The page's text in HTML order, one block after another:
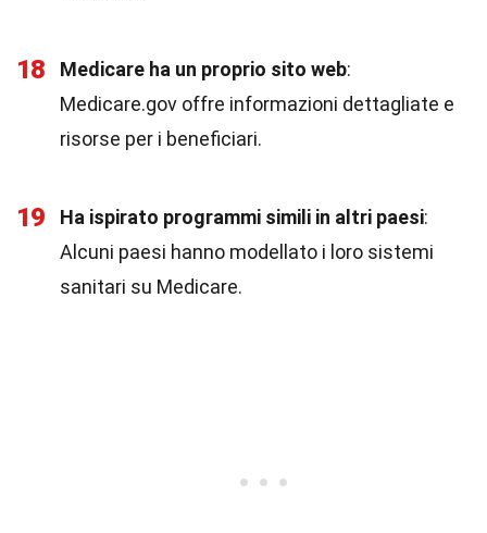
18 Medicare ha un proprio sito web:
Medicare.gov offre informazioni dettagliate e
risorse per i beneficiari.
19 Ha ispirato programmi simili in altri paesi:
Alcuni paesi hanno modellato i loro sistemi
sanitari su Medicare.